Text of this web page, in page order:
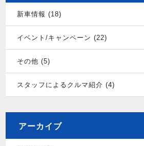
新車情報 (18)
イベント/キャンペーン (22)
その他 (5)
スタッフによるクルマ紹介 (4)
アーカイブ